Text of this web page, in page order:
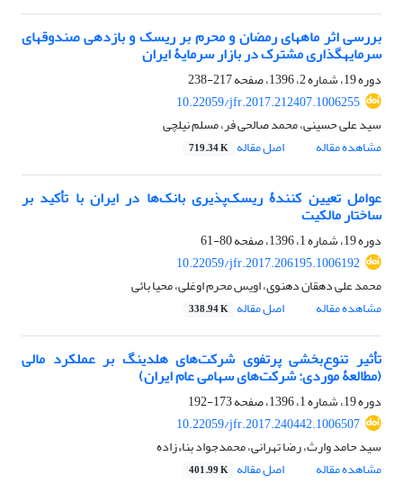
بررسی اثر ماه‎های رمضان و محرم بر ریسک ‌و بازدهی صندوق‎های
سرمایه‎گذاری مشترک در بازار سرمایۀ ایران
دوره 19، شماره 2، 1396، صفحه
217-238
10.22059/jfr.2017.212407.1006255
سید علی حسینی، محمد صالحی فر، مسلم نیلچی
مشاهده مقاله
اصل مقاله 719.34 K
عوامل تعیین کنندۀ ریسک‌پذیری بانک‌ها در ایران با تأکید بر
ساختار مالکیت
دوره 19، شماره 1، 1396، صفحه
80-61
10.22059/jfr.2017.206195.1006192
محمد علی دهقان دهنوی، اویس محرم اوغلی، محیا بائی
مشاهده مقاله
اصل مقاله 338.94 K
تأثیر تنوع‌بخشی پرتفوی شرکت‌های هلدینگ بر عملکرد مالی
(مطالعۀ موردی: شرکت‌های سهامی عام ایران)
دوره 19، شماره 1، 1396، صفحه
173-192
10.22059/jfr.2017.240442.1006507
سید حامد وارث، رضا تهرانی، محمدجواد بناءزاده
مشاهده مقاله
اصل مقاله 401.99 K